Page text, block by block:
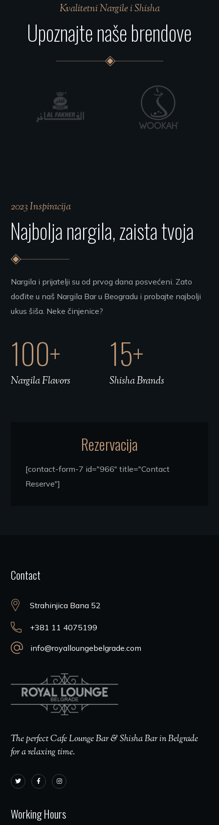
Kvalitetni Nargile i Shisha
Upoznajte naše brendove
Rezervacija
[contact-form-7 id="966" title="Contact
Reserve"]
2023 Inspiracija
Najbolja nargila, zaista tvoja
Nargila i prijatelji su od prvog dana posvećeni. Zato
dođite u naš Nargila Bar u Beogradu i probajte najbolji
ukus šiša. Neke činjenice?
100+
Nargila Flavors
15+
Shisha Brands
Contact
Strahinjica Bana 52
+381 11 4075199
info@royalloungebelgrade.com
The perfect Cafe Lounge Bar & Shisha Bar in Belgrade
for a relaxing time.
Working Hours